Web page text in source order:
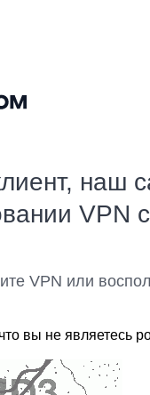
наш
VPN
VPN или
вы не являетесь